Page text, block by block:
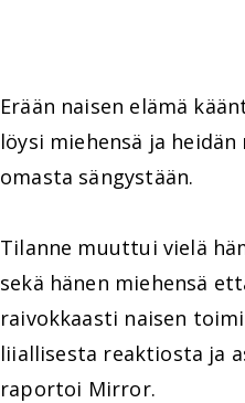
Erään naisen elämä
löysi miehensä ja
omasta sängystään.
Tilanne muuttui vielä
sekä hänen miehensä
raivokkaasti naisen
liiallisesta reaktiosta ja
raportoi Mirror.